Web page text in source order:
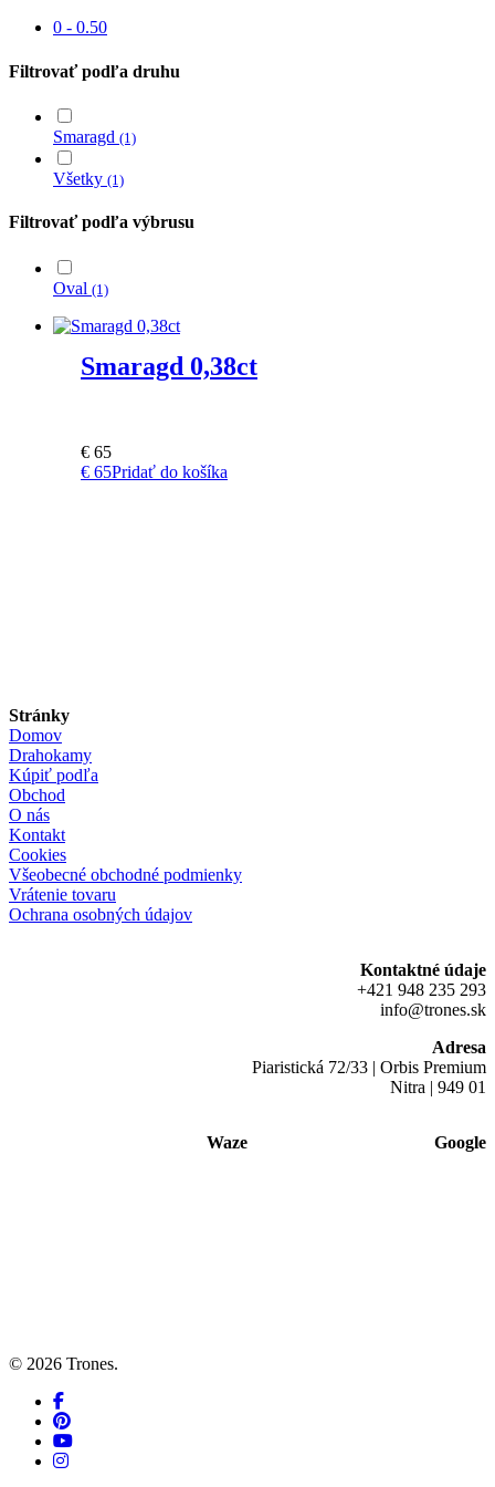
0 - 0.50
Filtrovať podľa druhu
Smaragd (1)
Všetky (1)
Filtrovať podľa výbrusu
Oval (1)
Smaragd 0,38ct
€ 65
€ 65Pridať do košíka
Stránky
Domov
Drahokamy
Kúpiť podľa
Obchod
O nás
Kontakt
Cookies
Všeobecné obchodné podmienky
Vrátenie tovaru
Ochrana osobných údajov
Kontaktné údaje
+421 948 235 293
info@trones.sk
Adresa
Piaristická 72/33 | Orbis Premium
Nitra | 949 01
Waze Google
© 2026 Trones.
facebook
pinterest
youtube
instagram